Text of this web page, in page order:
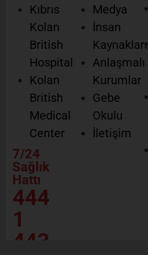
Kıbrıs
Kolan
British
Hospital
Kolan
British
Medical
Center
7/24
Sağlık
Hattı
444
1
443
Medya
İnsan
Kaynakları
Anlaşmalı
Kurumlar
Gebe
Okulu
İletişim